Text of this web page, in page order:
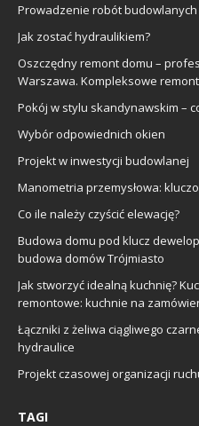
Prowadzenie robót budowlanych
Jak zostać hydraulikiem?
Oszczędny remont domu –
Warszawa. Kompleksowe
Pokój w stylu skandynawskim –
Wybór odpowiednich okien
Projekt w inwestycji budowlanej
Manometria przemysłowa:
Co ile należy czyścić elewację?
Budowa domu pod klucz
budowa domów Trójmiasto
Jak stworzyć idealną kuchnię?
remontowe: kuchnie na
Łączniki z żeliwa ciągliwego
hydraulice
Projekt czasowej organizacji
TAGI